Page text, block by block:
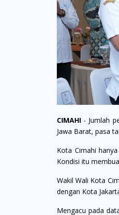
CIMAHI - Jumlah
Jawa Barat, pasa
Kota Cimahi
Kondisi itu
Wakil Wali Kota
dengan Kota
Mengacu pada